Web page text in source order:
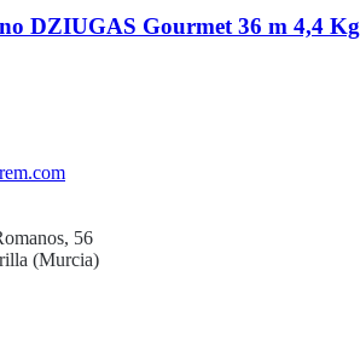
DZIUGAS Gourmet 36 m 4,4
56
(Murcia)